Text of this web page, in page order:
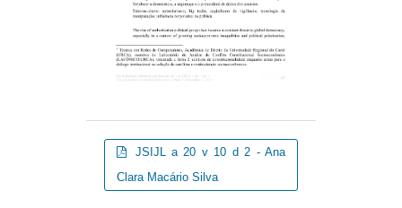
JSIJL a 20 v 10 d 2 - Ana
Clara Macário Silva